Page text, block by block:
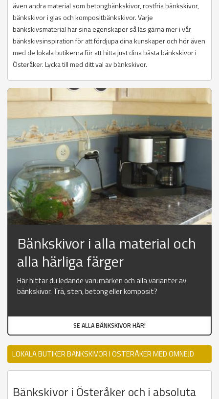
även andra material som betongbänkskivor, rostfria bänkskivor,
bänkskivor i glas och kompositbänkskivor. Varje
bänkskivsmaterial har sina egenskaper så läs gärna mer i vår
bänkskivsinspiration för att fördjupa dina kunskaper och hör även
med de lokala butikerna för att hitta just dina bästa bänkskivor i
Österåker. Lycka till med ditt val av bänkskivor.
Bänkskivor i alla material och
alla härliga färger
Här hittar du ledande varumärken och alla varianter av
bänkskivor. Trä, sten, betong eller komposit?
SE ALLA BÄNKSKIVOR HÄR!
LOKALA BUTIKER BÄNKSKIVOR I ÖSTERÅKER MED OMNEJD
Bänkskivor i Österåker och i absoluta